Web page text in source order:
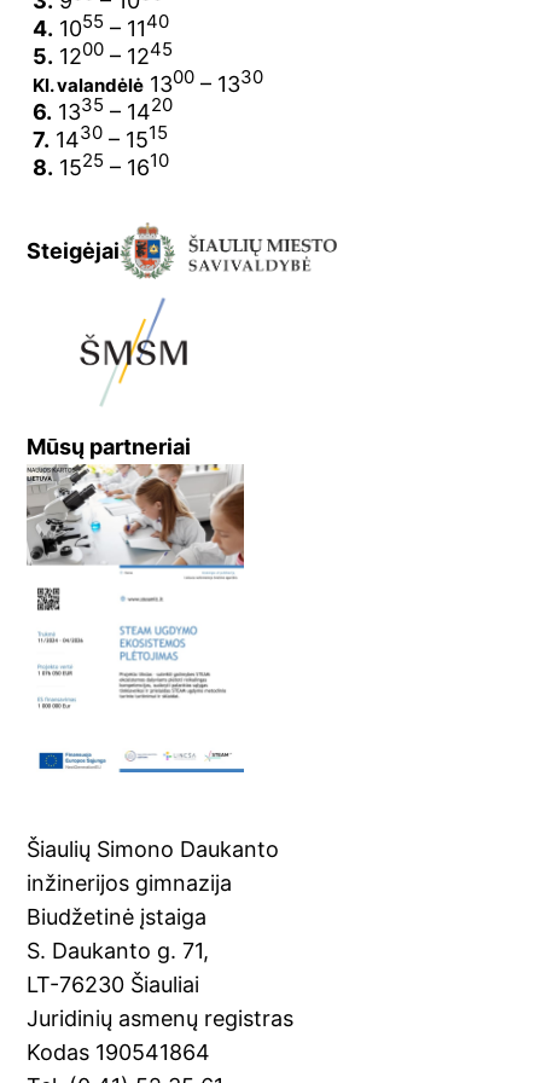
4. 1055 – 1140
5. 1200 – 1245
Kl. valandėlė 1300 – 1330
6. 1335 – 1420
7. 1430 – 1515
8. 1525 – 1610
Steigėjai
Mūsų partneriai
Šiaulių Simono Daukanto
inžinerijos gimnazija
Biudžetinė įstaiga
S. Daukanto g. 71,
LT-76230 Šiauliai
Juridinių asmenų registras
Kodas 190541864